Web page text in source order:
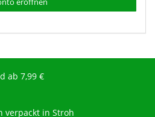
ab 7,99 €
verpackt in Stroh